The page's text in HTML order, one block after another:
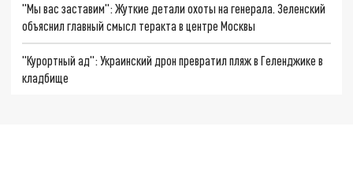
"Мы вас заставим": Жуткие детали охоты на генерала. Зеленский
объяснил главный смысл теракта в центре Москвы
"Курортный ад": Украинский дрон превратил пляж в Геленджике в
кладбище